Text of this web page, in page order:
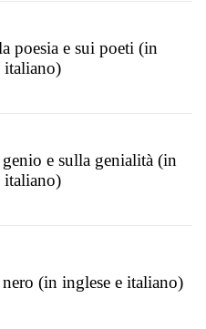
poesia e sui poeti (in
italiano)
e sulla genialità (in
italiano)
(in inglese e italiano)